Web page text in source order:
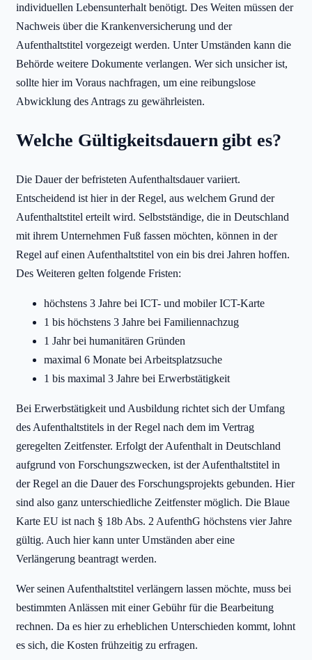
individuellen Lebensunterhalt benötigt. Des Weiten müssen der
Nachweis über die Krankenversicherung und der
Aufenthaltstitel vorgezeigt werden. Unter Umständen kann die
Behörde weitere Dokumente verlangen. Wer sich unsicher ist,
sollte hier im Voraus nachfragen, um eine reibungslose
Abwicklung des Antrags zu gewährleisten.
Welche Gültigkeitsdauern gibt es?
Die Dauer der befristeten Aufenthaltsdauer variiert.
Entscheidend ist hier in der Regel, aus welchem Grund der
Aufenthaltstitel erteilt wird. Selbstständige, die in Deutschland
mit ihrem Unternehmen Fuß fassen möchten, können in der
Regel auf einen Aufenthaltstitel von ein bis drei Jahren hoffen.
Des Weiteren gelten folgende Fristen:
höchstens 3 Jahre bei ICT- und mobiler ICT-Karte
1 bis höchstens 3 Jahre bei Familiennachzug
1 Jahr bei humanitären Gründen
maximal 6 Monate bei Arbeitsplatzsuche
1 bis maximal 3 Jahre bei Erwerbstätigkeit
Bei Erwerbstätigkeit und Ausbildung richtet sich der Umfang
des Aufenthaltstitels in der Regel nach dem im Vertrag
geregelten Zeitfenster. Erfolgt der Aufenthalt in Deutschland
aufgrund von Forschungszwecken, ist der Aufenthaltstitel in
der Regel an die Dauer des Forschungsprojekts gebunden. Hier
sind also ganz unterschiedliche Zeitfenster möglich. Die Blaue
Karte EU ist nach § 18b Abs. 2 AufenthG höchstens vier Jahre
gültig. Auch hier kann unter Umständen aber eine
Verlängerung beantragt werden.
Wer seinen Aufenthaltstitel verlängern lassen möchte, muss bei
bestimmten Anlässen mit einer Gebühr für die Bearbeitung
rechnen. Da es hier zu erheblichen Unterschieden kommt, lohnt
es sich, die Kosten frühzeitig zu erfragen.